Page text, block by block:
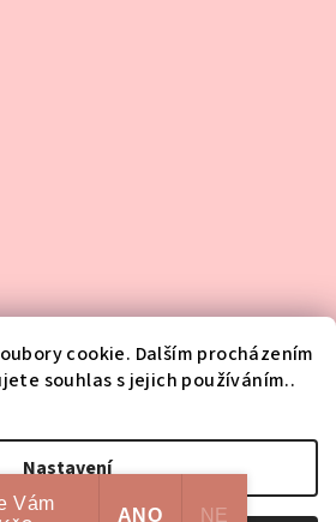
cookie. Dalším procházením
souhlas s jejich používáním..
Nastavení
MI. Všechna práva vyhrazena.Upravit
Vám
ANO NE